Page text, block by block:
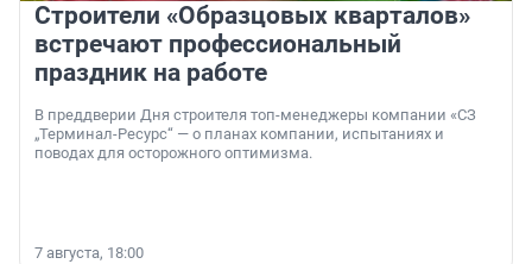
Строители «Образцовых кварталов»
встречают профессиональный
праздник на работе
В преддверии Дня строителя топ-менеджеры компании «СЗ
„Терминал-Ресурс“ — о планах компании, испытаниях и
поводах для осторожного оптимизма.
7 августа, 18:00